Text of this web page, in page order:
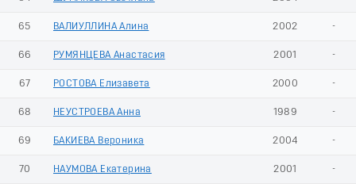
65 ВАЛИУЛЛИНА Алина 2002 -
66 РУМЯНЦЕВА Анастасия 2001 -
67 РОСТОВА Елизавета 2000 -
68 НЕУСТРОЕВА Анна 1989 -
69 БАКИЕВА Вероника 2004 -
70 НАУМОВА Екатерина 2001 -